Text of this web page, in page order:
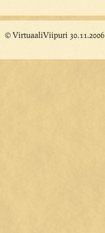
© VirtuaaliViipuri 30.11.2006